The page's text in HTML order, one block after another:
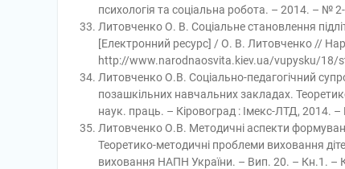
психологія та соціальна робота. – 2014. – №
Литовченко О. В. Соціальне становлення
[Електронний ресурс] / О. В. Литовченко //
http://www.narodnaosvita.kiev.ua/vupysku/18/
Литовченко О.В. Соціально-педагогічний
позашкільних навчальних закладах.
наук. праць. – Кіровоград : Імекс-ЛТД, 2014.
Литовченко О.В. Методичні аспекти
Теоретико-методичні проблеми виховання
виховання НАПН України. – Вип. 20. – Кн.1. –